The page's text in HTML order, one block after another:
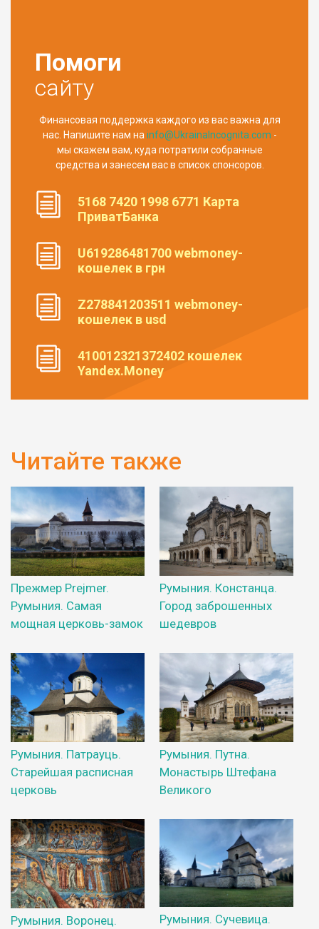
Помоги
сайту
Финансовая поддержка каждого из вас важна для
нас. Напишите нам на info@UkrainaIncognita.com -
мы скажем вам, куда потратили собранные
средства и занесем вас в список спонсоров.
5168 7420 1998 6771 Карта
ПриватБанка
U619286481700 webmoney-
кошелек в грн
Z278841203511 webmoney-
кошелек в usd
410012321372402 кошелек
Yandex.Money
Читайте также
Прежмер Prejmer.
Румыния. Самая
мощная церковь-замок
Румыния. Констанца.
Город заброшенных
шедевров
Румыния. Патрауць.
Старейшая расписная
церковь
Румыния. Путна.
Монастырь Штефана
Великого
Румыния. Воронец.
Румыния. Сучевица.